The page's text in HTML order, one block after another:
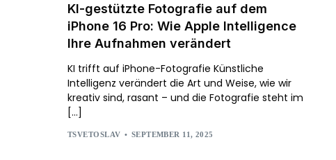
KI-gestützte Fotografie auf dem
iPhone 16 Pro: Wie Apple Intelligence
Ihre Aufnahmen verändert
KI trifft auf iPhone-Fotografie Künstliche
Intelligenz verändert die Art und Weise, wie wir
kreativ sind, rasant – und die Fotografie steht im
[…]
TSVETOSLAV SEPTEMBER 11, 2025